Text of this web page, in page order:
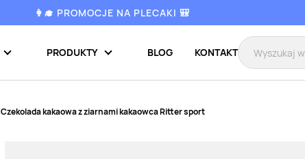
👩‍🎓 PROMOCJE NA PLECAKI 🎒
PRODUKTY BLOG KONTAKT
Czekolada kakaowa z ziarnami kakaowca Ritter sport